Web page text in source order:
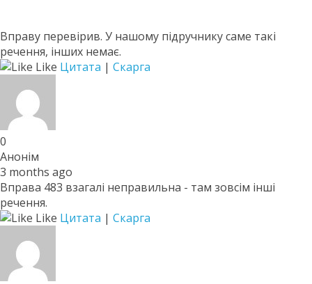
Вправу перевірив. У нашому підручнику саме такі
речення, інших немає.
Like Цитата | Скарга
0
Анонім
3 months ago
Вправа 483 взагалі неправильна - там зовсім інші
речення.
Like Цитата | Скарга